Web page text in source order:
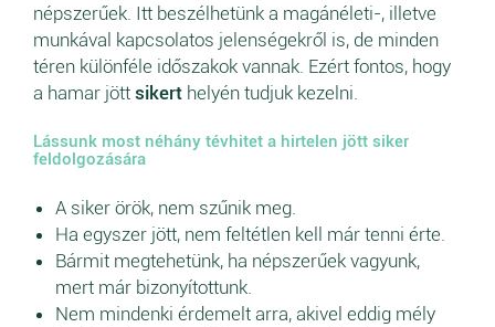
népszerűek. Itt beszélhetünk a magánéleti-, illetve
munkával kapcsolatos jelenségekről is, de minden
téren különféle időszakok vannak. Ezért fontos, hogy
a hamar jött sikert helyén tudjuk kezelni.
Lássunk most néhány tévhitet a hirtelen jött siker
feldolgozására
A siker örök, nem szűnik meg.
Ha egyszer jött, nem feltétlen kell már tenni érte.
Bármit megtehetünk, ha népszerűek vagyunk,
mert már bizonyítottunk.
Nem mindenki érdemelt arra, akivel eddig mély